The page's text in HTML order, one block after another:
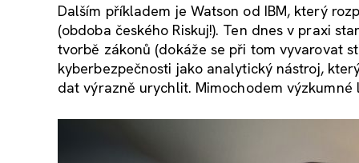
Dalším příkladem je Watson od IBM, který
(obdoba českého Riskuj!). Ten dnes v praxi
tvorbě zákonů (dokáže se při tom vyvarovat
kyberbezpečnosti jako analytický nástroj,
dat výrazně urychlit. Mimochodem